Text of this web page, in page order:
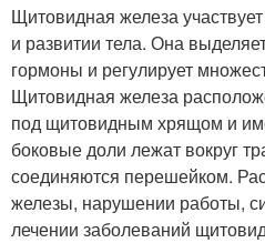
Щитовидная железа
и развитии тела. Она
гормоны и регулирует
Щитовидная железа
под щитовидным хрящом и
боковые доли лежат вокруг
соединяются перешейком.
железы, нарушении работы,
лечении заболеваний